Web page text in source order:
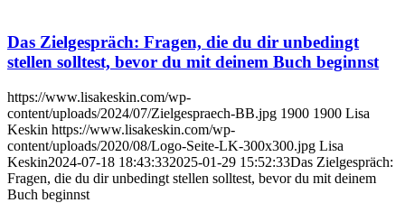
Das Zielgespräch: Fragen, die du dir unbedingt
stellen solltest, bevor du mit deinem Buch beginnst
https://www.lisakeskin.com/wp-
content/uploads/2024/07/Zielgespraech-BB.jpg 1900 1900 Lisa
Keskin https://www.lisakeskin.com/wp-
content/uploads/2020/08/Logo-Seite-LK-300x300.jpg Lisa
Keskin2024-07-18 18:43:332025-01-29 15:52:33Das Zielgespräch:
Fragen, die du dir unbedingt stellen solltest, bevor du mit deinem
Buch beginnst